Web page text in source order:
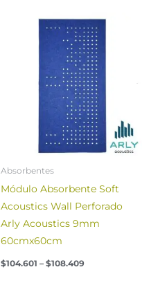
Absorbentes
Módulo Absorbente Soft
Acoustics Wall Perforado
Arly Acoustics 9mm
60cmx60cm
$104.601 – $108.409
Price
range:
$104.601
through
$108.409